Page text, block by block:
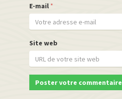
E-mail *
Site web